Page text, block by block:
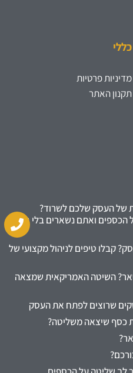
כללי
מדיניות פרטיות
תקנון האתר
של העסק שלכם לשרוד?
ואתם נשארים בלי גרוש
קבלו טיפים לניהול מקצועי של
השיטה האמריקאית שמצאה
שרוצים לפתח את העסק
כסף שיצאה משליטה?